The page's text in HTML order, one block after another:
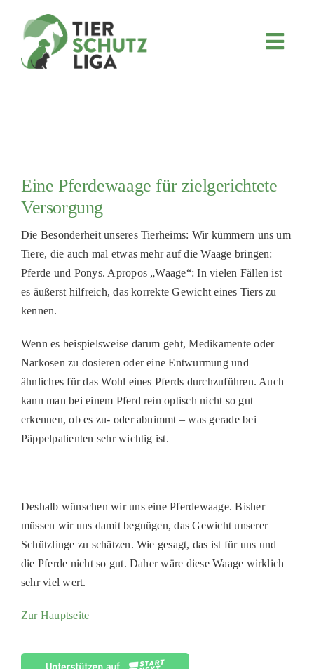
FÖRDERN & VERERBEN
KOOPERATIONEN
TIERHEIMTIERE
TIERHEIME
HELFER WERDEN
Eine Pferdewaage für zielgerichtete
Versorgung
Die Besonderheit unseres Tierheims: Wir kümmern uns um
Tiere, die auch mal etwas mehr auf die Waage bringen:
Pferde und Ponys. Apropos „Waage“: In vielen Fällen ist
es äußerst hilfreich, das korrekte Gewicht eines Tiers zu
kennen.
Wenn es beispielsweise darum geht, Medikamente oder
Narkosen zu dosieren oder eine Entwurmung und
ähnliches für das Wohl eines Pferds durchzuführen. Auch
kann man bei einem Pferd rein optisch nicht so gut
erkennen, ob es zu- oder abnimmt – was gerade bei
Päppelpatienten sehr wichtig ist.
Deshalb wünschen wir uns eine Pferdewaage. Bisher
müssen wir uns damit begnügen, das Gewicht unserer
Schützlinge zu schätzen. Wie gesagt, das ist für uns und
die Pferde nicht so gut. Daher wäre diese Waage wirklich
sehr viel wert.
Zur Hauptseite